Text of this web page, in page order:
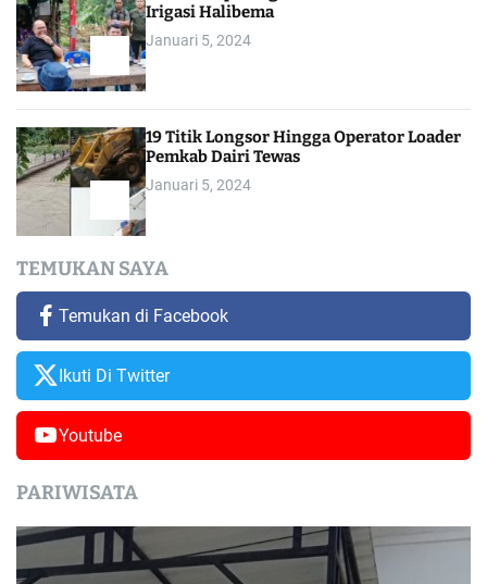
Irigasi Halibema
Januari 5, 2024
19 Titik Longsor Hingga Operator Loader
Pemkab Dairi Tewas
Januari 5, 2024
TEMUKAN SAYA
Temukan di Facebook
Ikuti Di Twitter
Youtube
PARIWISATA